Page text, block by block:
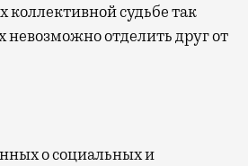
коллективной судьбе так
невозможно отделить друг от
о социальных и